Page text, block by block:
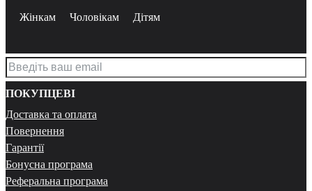
Жінкам Чоловікам Дітям
ПОКУПЦЕВІ
Доставка та оплата
Повернення
Гарантії
Бонусна програма
Реферальна програма